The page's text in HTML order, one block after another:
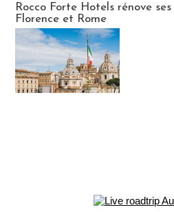
Rocco Forte Hotels rénove
Florence et Rome